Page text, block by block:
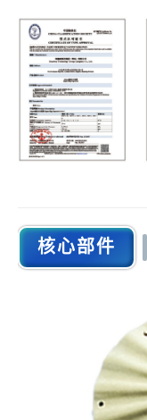
核心部件